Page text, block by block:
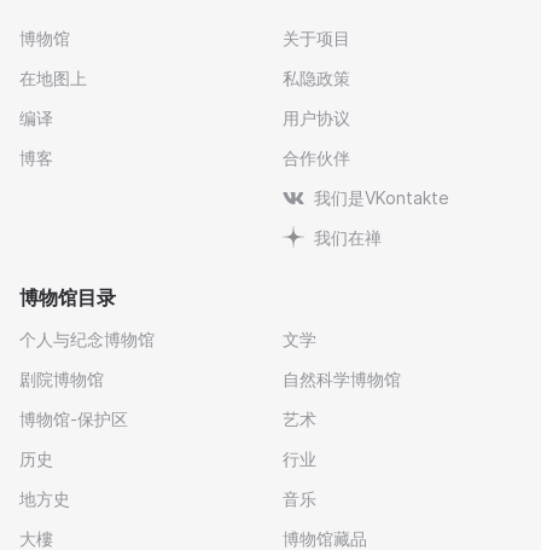
博物馆
在地图上
编译
博客
关于项目
私隐政策
用户协议
合作伙伴
我们是VKontakte
我们在禅
博物馆目录
个人与纪念博物馆
剧院博物馆
博物馆-保护区
历史
地方史
大樓
文学
自然科学博物馆
艺术
行业
音乐
博物馆藏品